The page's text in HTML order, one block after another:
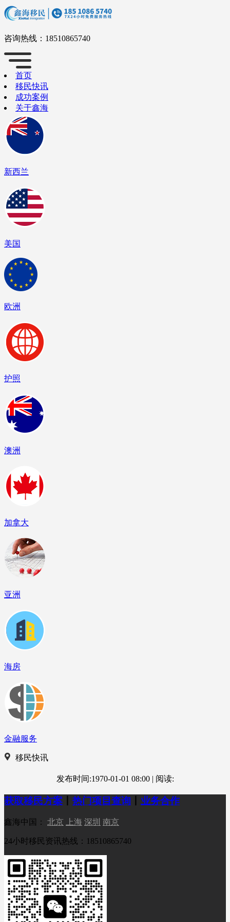
咨询热线： 18510865740
首页
移民快讯
成功案例
关于鑫海
新西兰
美国
欧洲
护照
澳洲
加拿大
亚洲
海房
金融服务
移民快讯
发布时间:1970-01-01 08:00 | 阅读:
获取移民方案 热门项目查询 业务合作
鑫海中国： 北京 上海 深圳 南京
24小时移民资讯热线：18510865740